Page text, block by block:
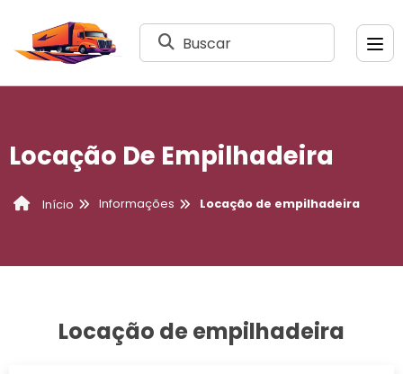
Buscar
Locação De Empilhadeira
Início Informações Locação de empilhadeira
Locação de empilhadeira